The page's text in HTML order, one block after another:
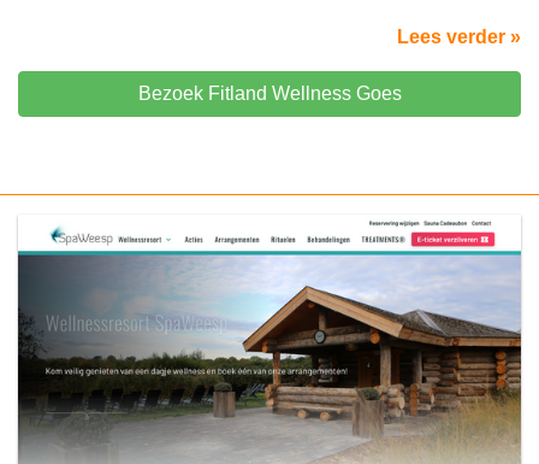
Lees verder »
Bezoek Fitland Wellness Goes